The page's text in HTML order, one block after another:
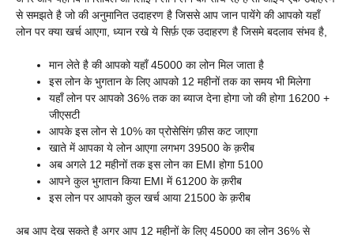
से समझते है जो की अनुमानित उदाहरण है जिससे आप जान पायेंगे की आपको यहाँ
लोन पर क्या खर्च आएगा, ध्यान रखे ये सिर्फ़ एक उदाहरण है जिसमे बदलाव संभव है,
मान लेते है की आपको यहाँ 45000 का लोन मिल जाता है
इस लोन के भुगतान के लिए आपको 12 महीनों तक का समय भी मिलेगा
यहाँ लोन पर आपको 36% तक का ब्याज देना होगा जो की होगा 16200 +
जीएसटी
आपके इस लोन से 10% का प्रोसेसिंग फ़ीस कट जाएगा
खाते में आपका ये लोन आएगा लगभग 39500 के क़रीब
अब अगले 12 महीनों तक इस लोन का EMI होगा 5100
आपने कुल भुगतान किया EMI में 61200 के क़रीब
इस लोन पर आपको कुल खर्च आया 21500 के क़रीब
अब आप देख सकते है अगर आप 12 महीनों के लिए 45000 का लोन 36% से